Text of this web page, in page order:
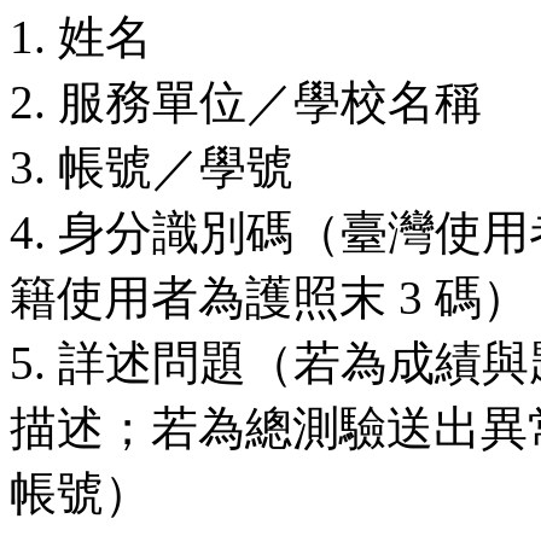
1. 姓名
2. 服務單位／學校名稱
3. 帳號／學號
4. 身分識別碼（臺灣使
籍使用者為護照末 3 碼）
5. 詳述問題（若為成績
描述；若為總測驗送出
帳號）